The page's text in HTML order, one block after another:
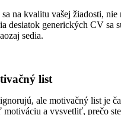
sa na kvalitu vašej žiadosti, nie
desiatok generických CV sa
sedia.
list
ale motivačný list je
motiváciu a vysvetliť, prečo